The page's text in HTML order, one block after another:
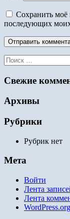
Сохранить моё
последующих
Поиск
для:
Свежие
Архивы
Рубрики
Рубрик нет
Мета
Войти
Лента
Лента
WordPress.org